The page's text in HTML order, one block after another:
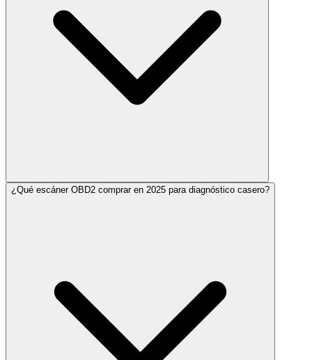
¿Qué escáner OBD2 comprar en 2025 para diagnóstico casero?